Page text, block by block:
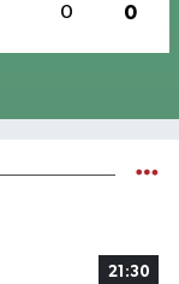
0 0
21:30